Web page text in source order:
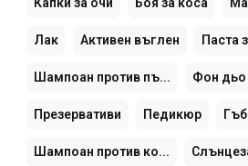
Лак Активен въглен Паста
Шампоан против пъ... Фон дьо
Презервативи Педикюр
Шампоан против ко...